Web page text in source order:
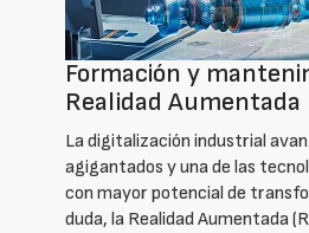
Formación y
Realidad Aumentada
La digitalización industrial
agigantados y una de las
con mayor potencial de
duda, la Realidad Aumentada